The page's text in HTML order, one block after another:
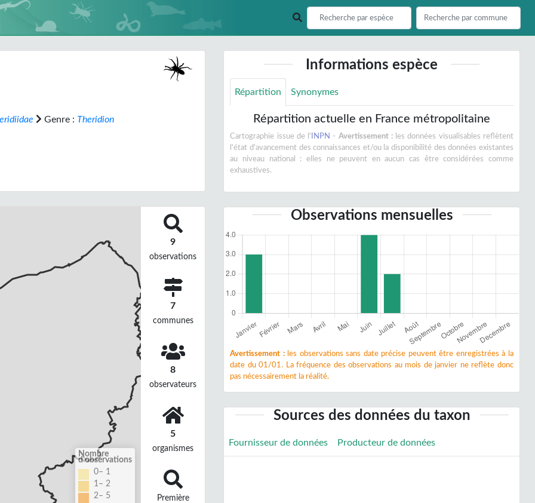
Genre : Theridion
Nombre
d'observations
0– 1
1– 2
2– 5
9
observations
7
communes
8
observateurs
5
organismes
Première
Informations espèce
Répartition Synonymes
Répartition actuelle en France métropolitaine
Cartographie issue de l' INPN - Avertissement :les données visualisables reflètent
l'état d'avancement des connaissances et/ou la disponibilité des données existantes
au niveau national : elles ne peuvent en aucun cas être considérées comme
exhaustives.
Observations mensuelles
Avertissement :les observations sans date précise peuvent être enregistrées à la
date du 01/01. La fréquence des observations au mois de janvier ne reflète donc
pas nécessairement la réalité.
Sources des données du taxon
Fournisseur de données Producteur de données